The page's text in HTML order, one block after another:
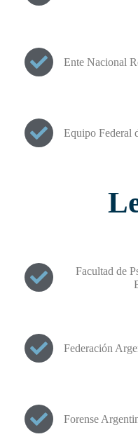
Ente Nacional
Equipo Federal
Facultad de
Federación
Forense